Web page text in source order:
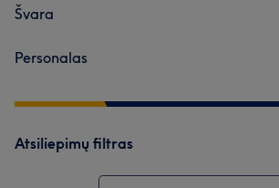
Švara
Personalas
Atsiliepimų filtras